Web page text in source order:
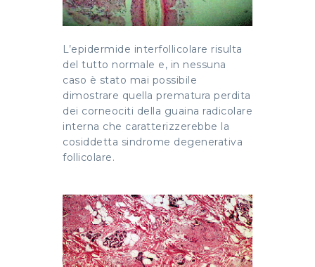
L’epidermide interfollicolare risulta
del tutto normale e, in nessuna
caso è stato mai possibile
dimostrare quella prematura perdita
dei corneociti della guaina radicolare
interna che caratterizzerebbe la
cosiddetta sindrome degenerativa
follicolare.